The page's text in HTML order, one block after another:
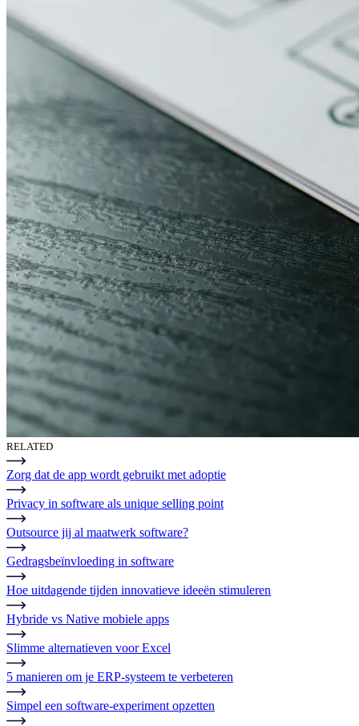
RELATED
Zorg dat de app wordt gebruikt met adoptie
Privacy in software als unique selling point
Outsource jij al maatwerk software?
Gedragsbeïnvloeding in software
Hoe uitdagende tijden innovatieve ideeën stimuleren
Hybride vs Native mobiele apps
Slimme alternatieven voor Excel
5 manieren om je ERP-systeem te verbeteren
Simpel een software-experiment opzetten